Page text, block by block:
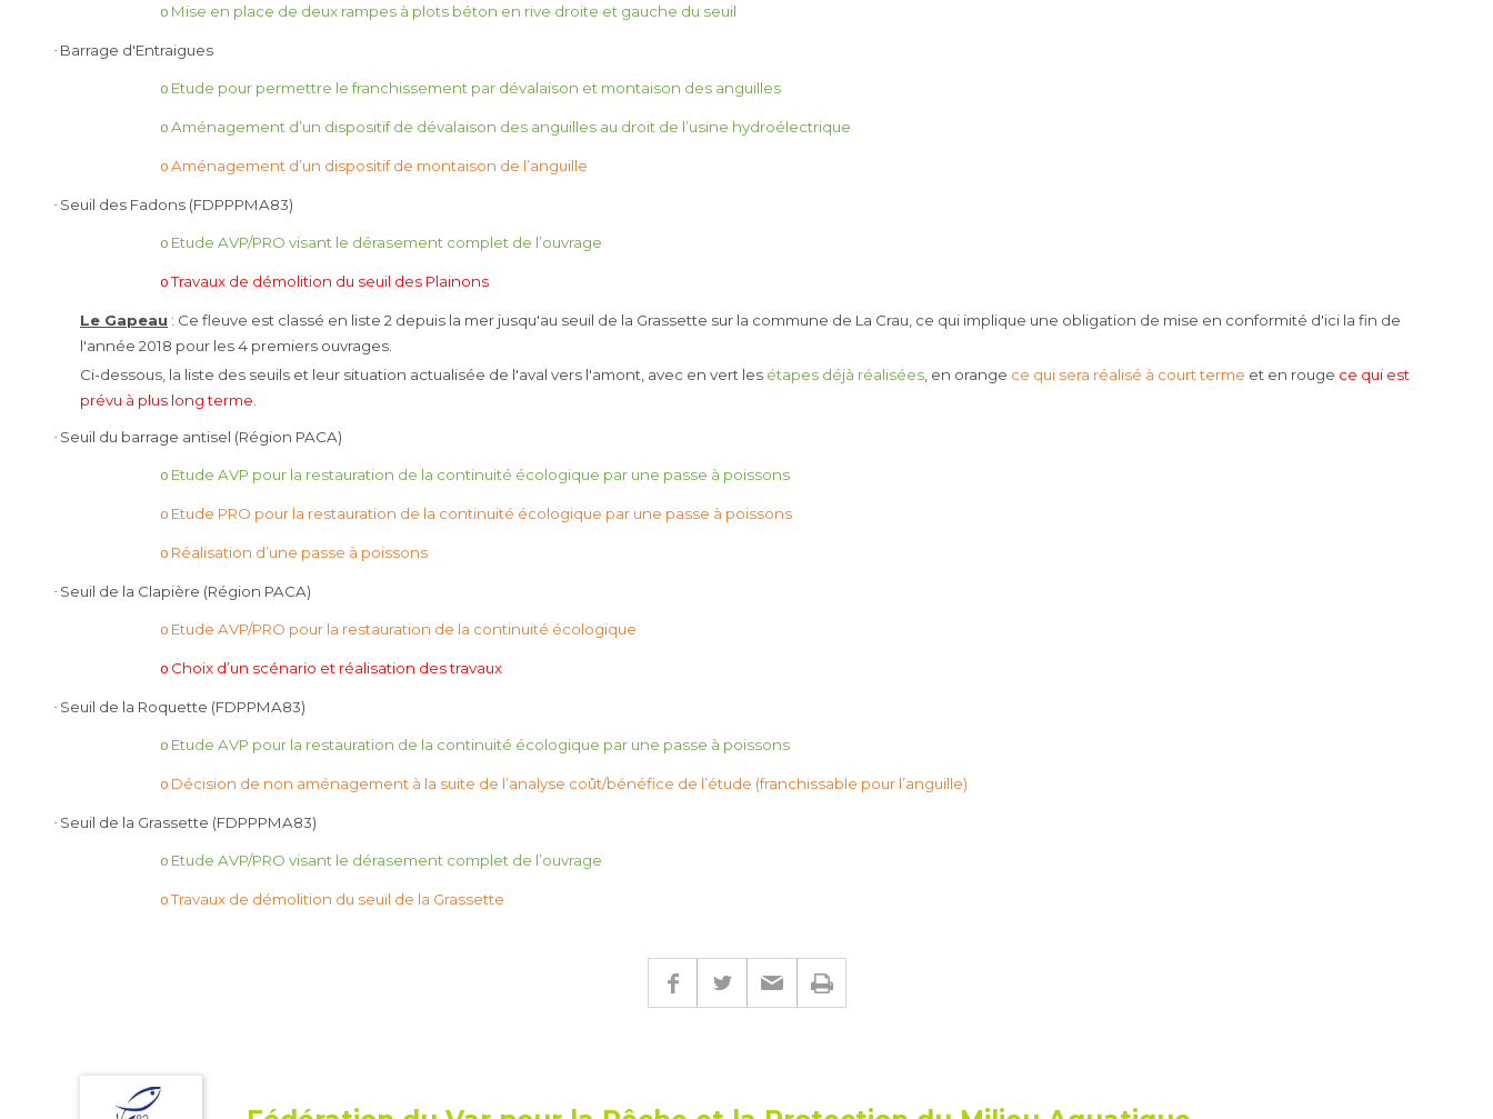
o Mise en place de deux rampes à plots béton en rive droite et gauche du seuil
· Barrage d'Entraigues
o Etude pour permettre le franchissement par dévalaison et montaison des anguilles
o Aménagement d’un dispositif de dévalaison des anguilles au droit de l’usine hydroélectrique
o Aménagement d’un dispositif de montaison de l’anguille
· Seuil des Fadons (FDPPPMA83)
o Etude AVP/PRO visant le dérasement complet de l’ouvrage
o Travaux de démolition du seuil des Plainons
Le Gapeau : Ce fleuve est classé en liste 2 depuis la mer jusqu'au seuil de la Grassette sur la commune de La Crau, ce qui implique une obligation de mise en conformité d'ici la fin de
l'année 2018 pour les 4 premiers ouvrages.
Ci-dessous, la liste des seuils et leur situation actualisée de l'aval vers l'amont, avec en vert les étapes déjà réalisées , en orange ce qui sera réalisé à court terme et en rouge ce qui est
prévu à plus long terme
· Seuil du barrage antisel (Région PACA)
o Etude AVP pour la restauration de la continuité écologique par une passe à poissons
o Etude PRO pour la restauration de la continuité écologique par une passe à poissons
o Réalisation d’une passe à poissons
· Seuil de la Clapière (Région PACA)
o Etude AVP/PRO pour la restauration de la continuité écologique
o Choix d’un scénario et réalisation des travaux
· Seuil de la Roquette (FDPPMA83)
o Etude AVP pour la restauration de la continuité écologique par une passe à poissons
o Décision de non aménagement à la suite de l’analyse coût/bénéfice de l’étude (franchissable pour l’anguille)
· Seuil de la Grassette (FDPPPMA83)
o Etude AVP/PRO visant le dérasement complet de l’ouvrage
o Travaux de démolition du seuil de la Grassette